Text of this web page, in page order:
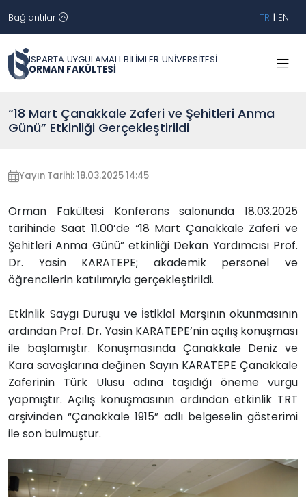
Bağlantılar TR | EN
ISPARTA UYGULAMALI BİLİMLER ÜNİVERSİTESİ
ORMAN FAKÜLTESİ
“18 Mart Çanakkale Zaferi ve Şehitleri Anma
Günü” Etkinliği Gerçekleştirildi
Yayın Tarihi: 18.03.2025 14:45
Orman Fakültesi Konferans salonunda 18.03.2025
tarihinde Saat 11.00’de “18 Mart Çanakkale Zaferi ve
Şehitleri Anma Günü” etkinliği Dekan Yardımcısı Prof.
Dr. Yasin KARATEPE; akademik personel ve
öğrencilerin katılımıyla gerçekleştirildi.
Etkinlik Saygı Duruşu ve İstiklal Marşının okunmasının
ardından Prof. Dr. Yasin KARATEPE’nin açılış konuşması
ile başlamıştır. Konuşmasında Çanakkale Deniz ve
Kara savaşlarına değinen Sayın KARATEPE Çanakkale
Zaferinin Türk Ulusu adına taşıdığı öneme vurgu
yapmıştır. Açılış konuşmasının ardından etkinlik TRT
arşivinden “Çanakkale 1915” adlı belgeselin gösterimi
ile son bulmuştur.